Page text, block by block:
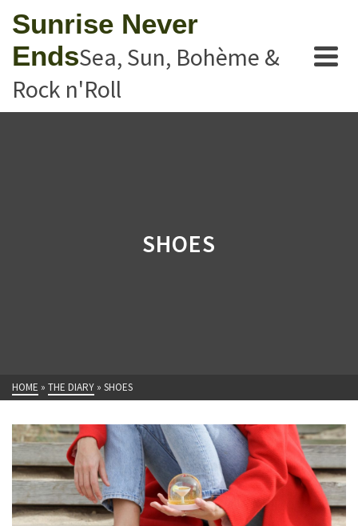
Sunrise Never
EndsSea, Sun, Bohème &
Rock n'Roll
SHOES
HOME » THE DIARY » SHOES